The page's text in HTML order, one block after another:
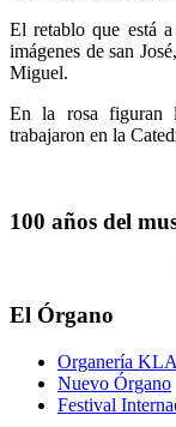
El retablo que está
imágenes de san
Miguel.
En la rosa figuran
trabajaron en la
100 años del
El Órgano
Organería
Nuevo Órgano
Festival